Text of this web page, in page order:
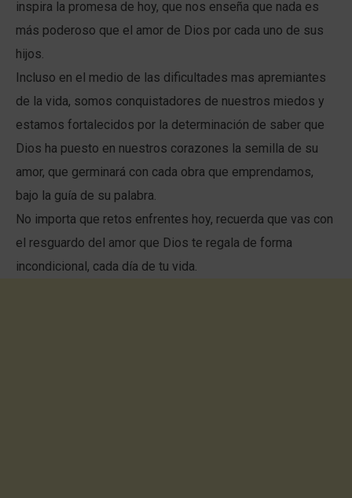
inspira la promesa de hoy, que nos enseña que nada es
más poderoso que el amor de Dios por cada uno de sus
hijos.
Incluso en el medio de las dificultades mas apremiantes
de la vida, somos conquistadores de nuestros miedos y
estamos fortalecidos por la determinación de saber que
Dios ha puesto en nuestros corazones la semilla de su
amor, que germinará con cada obra que emprendamos,
bajo la guía de su palabra.
No importa que retos enfrentes hoy, recuerda que vas con
el resguardo del amor que Dios te regala de forma
incondicional, cada día de tu vida.